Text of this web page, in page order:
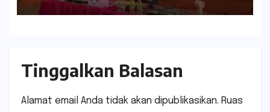
Tinggalkan Balasan
Alamat email Anda tidak akan dipublikasikan. Ruas